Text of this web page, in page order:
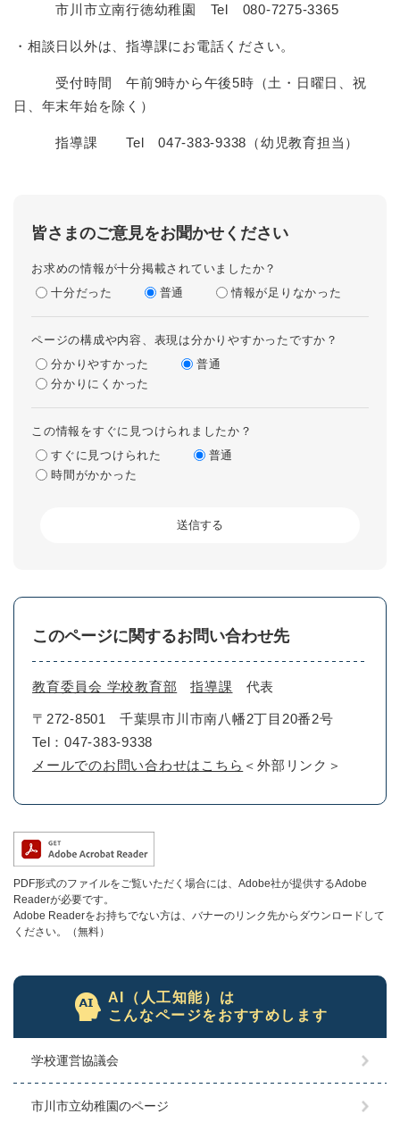
市川市立南行徳幼稚園 Tel 080-7275-3365
・相談日以外は、指導課にお電話ください。
受付時間 午前9時から午後5時（土・日曜日、祝
日、年末年始を除く）
指導課 Tel 047-383-9338（幼児教育担当）
皆さまのご意見をお聞かせください
お求めの情報が十分掲載されていましたか？
十分だった
普通 情報が足りなかった
ページの構成や内容、表現は分かりやすかったですか？
分かりやすかった
普通
分かりにくかった
この情報をすぐに見つけられましたか？
すぐに見つけられた
普通
時間がかかった
このページに関するお問い合わせ先
教育委員会 学校教育部 指導課 代表
〒272-8501
千葉県市川市南八幡2丁目20番2号
Tel：047-383-9338
メールでのお問い合わせはこちら ＜外部リンク＞
PDF形式のファイルをご覧いただく場合には、Adobe社が提供するAdobe
Readerが必要です。
Adobe Readerをお持ちでない方は、バナーのリンク先からダウンロードして
ください。（無料）
AI（人工知能）は
こんなページをおすすめします
学校運営協議会
市川市立幼稚園のページ